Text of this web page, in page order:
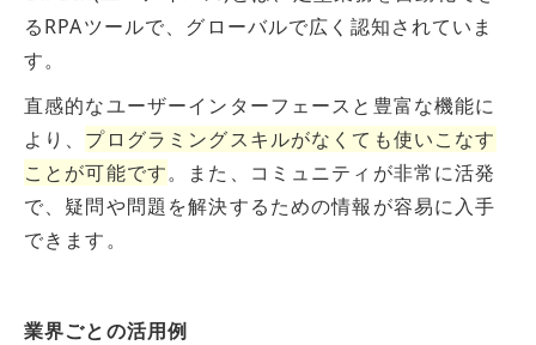
るRPAツールで、グローバルで広く認知されていま
す。
直感的なユーザーインターフェースと豊富な機能に
より、 プログラミングスキルがなくても使いこなす
ことが可能です。また、コミュニティが非常に活発
で、疑問や問題を解決するための情報が容易に入手
できます。
業界ごとの活用例